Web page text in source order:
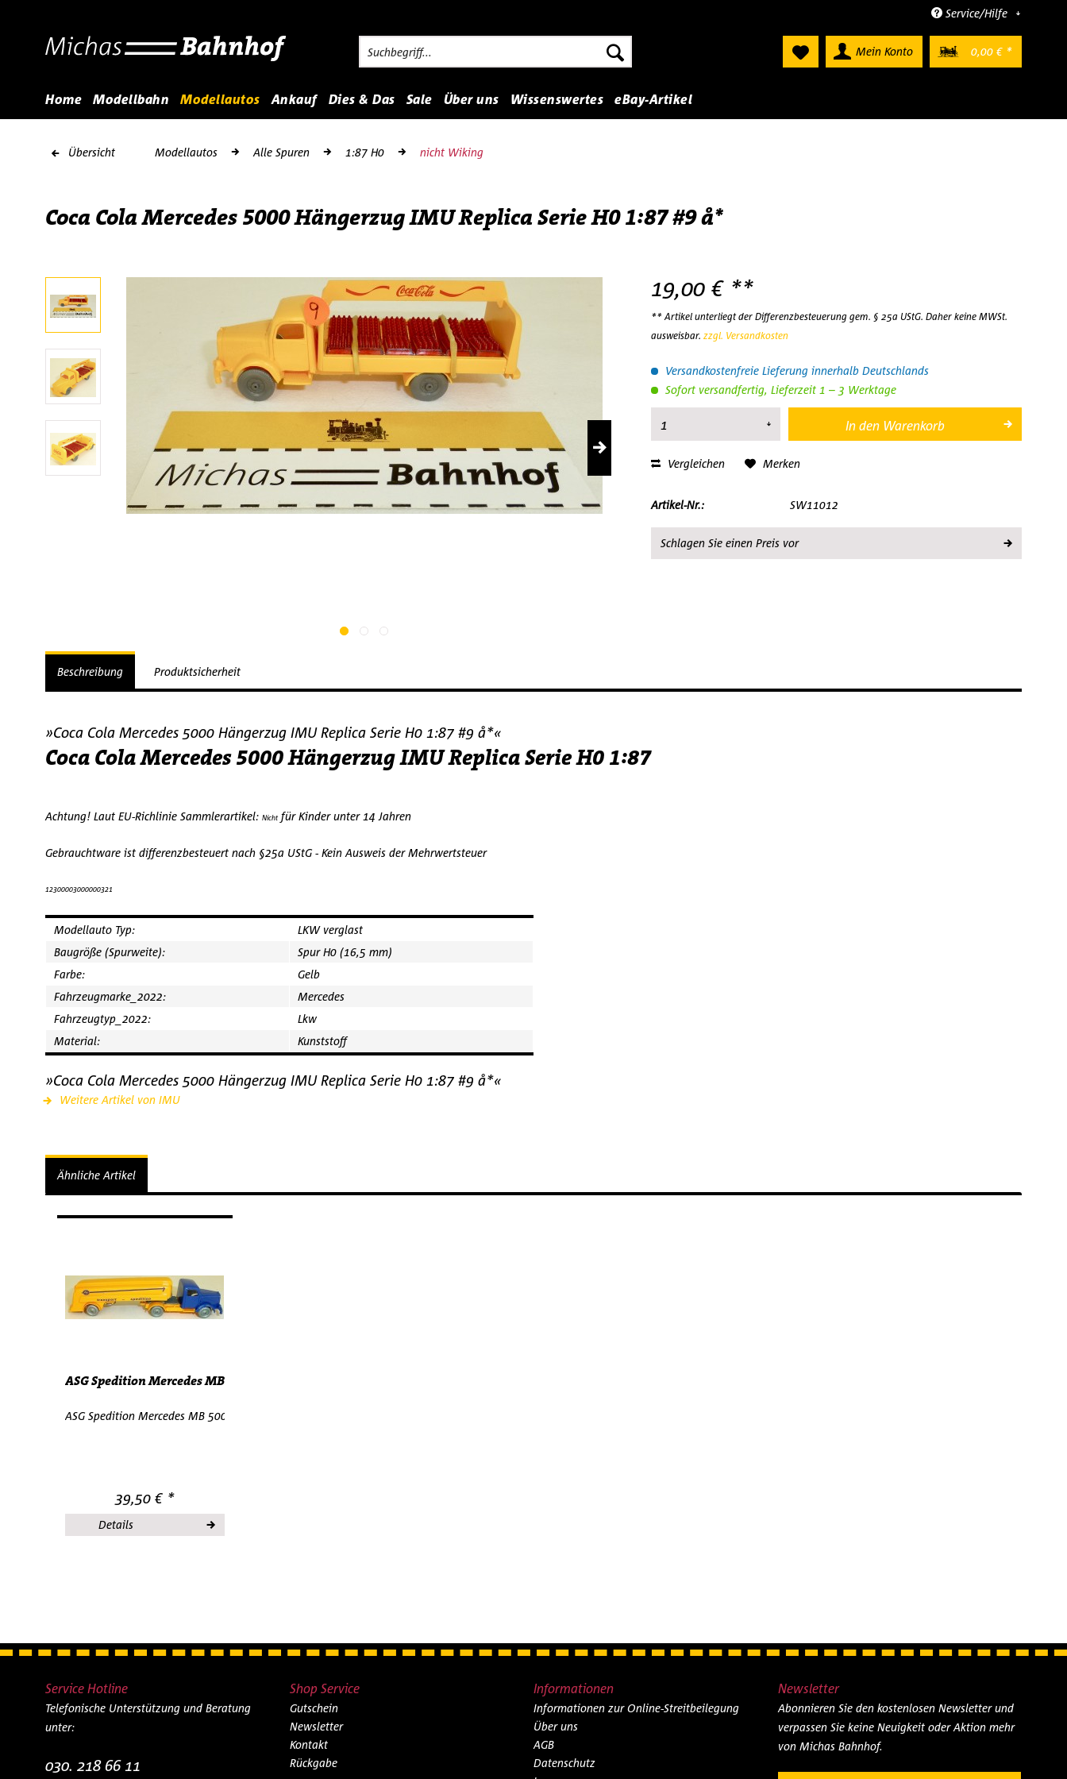
Service/Hilfe
Mein Konto 0,00 € *
Home Modellbahn Modellautos Ankauf Dies & Das Sale Über uns Wissenswertes eBay-Artikel
Übersicht Modellautos Alle Spuren 1:87 H0 nicht Wiking
Coca Cola Mercedes 5000 Hängerzug IMU Replica Serie H0 1:87 #9 å*
19,00 € **
** Artikel unterliegt der Differenzbesteuerung gem. § 25a UStG. Daher keine MWSt.
ausweisbar. zzgl. Versandkosten
Versandkostenfreie Lieferung innerhalb Deutschlands
Sofort versandfertig, Lieferzeit 1 – 3 Werktage
In den Warenkorb
Vergleichen Merken
Artikel-Nr.: SW11012
Schlagen Sie einen Preis vor
Beschreibung Produktsicherheit
»Coca Cola Mercedes 5000 Hängerzug IMU Replica Serie H0 1:87 #9 å*«
Coca Cola Mercedes 5000 Hängerzug IMU Replica Serie H0 1:87
Achtung! Laut EU-Richlinie Sammlerartikel: Nicht für Kinder unter 14 Jahren
Gebrauchtware ist differenzbesteuert nach §25a UStG - Kein Ausweis der Mehrwertsteuer
12300003000000321
Modellauto Typ:
LKW verglast
Baugröße (Spurweite):
Spur H0 (16,5 mm)
Farbe:
Gelb
Fahrzeugmarke_2022:
Mercedes
Fahrzeugtyp_2022:
Lkw
Material:
Kunststoff
»Coca Cola Mercedes 5000 Hängerzug IMU Replica Serie H0 1:87 #9 å*«
Weitere Artikel von IMU
Ähnliche Artikel
ASG Spedition Mercedes MB 5000 Tanksattelzug H0...
ASG Spedition Mercedes MB 5000 Tanksattelzug H0 1:87
39,50 € *
Details
Service Hotline
Telefonische Unterstützung und Beratung
unter:
030. 218 66 11
Shop Service
Gutschein
Newsletter
Kontakt
Rückgabe
Informationen
Informationen zur Online-Streitbeilegung
Über uns
AGB
Datenschutz
Newsletter
Abonnieren Sie den kostenlosen Newsletter und
verpassen Sie keine Neuigkeit oder Aktion mehr
von Michas Bahnhof.